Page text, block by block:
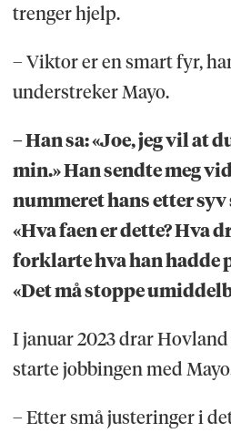
trenger hjelp.
– Viktor er en smart fyr,
understreker Mayo.
– Han sa: «Joe, jeg vil at
min.» Han sendte meg
nummeret hans etter syv
«Hva faen er dette? Hva
forklarte hva han hadde
«Det må stoppe
I januar 2023 drar
starte jobbingen med
– Etter små justeringer i